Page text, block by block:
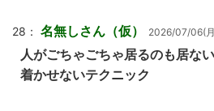
28： 名無しさん（仮） 2026/07/06(
人がごちゃごちゃ居るのも居な
着かせないテクニック